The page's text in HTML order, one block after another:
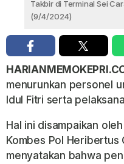
Takbir di Terminal Sei
(9/4/2024)
menurunkan personel
Idul Fitri serta
Hal ini disampaikan
Kombes Pol Heribertus
menyatakan bahwa